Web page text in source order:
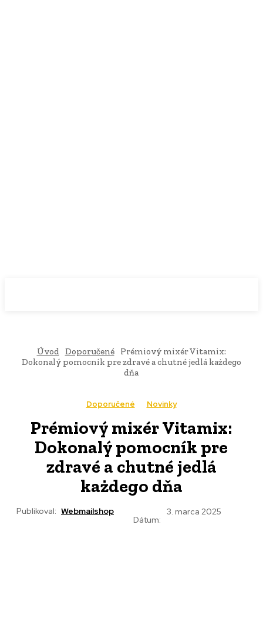
Úvod Doporučené
Prémiový mixér Vitamix:
Dokonalý pomocník pre zdravé a chutné jedlá każdego
dňa
Doporučené Novinky
Prémiový mixér Vitamix:
Dokonalý pomocník pre
zdravé a chutné jedlá
każdego dňa
Publikoval: Webmailshop
Dátum:
3. marca 2025